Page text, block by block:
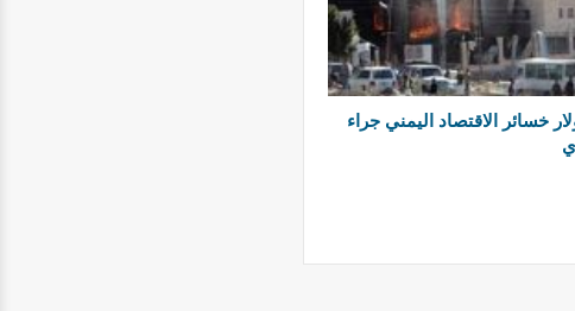
دولار خسائر الاقتصاد اليمني جراء